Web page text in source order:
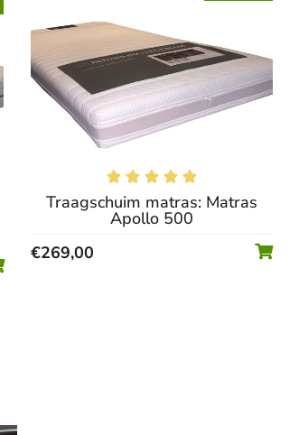
    
Traagschuim matras: Matras
Apollo 500
€269,00